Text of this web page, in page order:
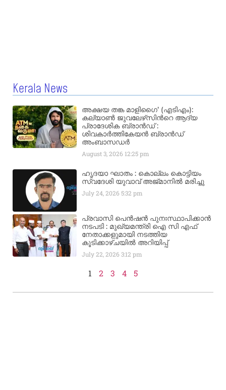
Kerala News
അക്ഷയ തങ്ക മാളിഗൈ’ (എടിഎം):
കല്യാണ്‍ ജുവലേഴ്‌സിന്‍റെ ആദ്യ
പ്രാദേശിക ബ്രാന്‍ഡ് :
ശിവകാര്‍ത്തികേയന്‍ ബ്രാന്‍ഡ്
അംബാസഡര്‍
August 3, 2026 12:25 pm
ഹൃദയാ ഘാതം : കൊല്ലം കൊട്ടിയം
സ്വദേശി യുവാവ് അജ്മാനിൽ മരിച്ചു
July 24, 20265:32 pm
പ്രവാസി പെൻഷൻ പുനഃസ്ഥാപിക്കാൻ
നടപടി : മുഖ്യമന്ത്രി ഐ സി എഫ്
നേതാക്കളുമായി നടത്തിയ
കൂടിക്കാഴ്ചയിൽ അറിയിപ്പ്
July 22, 20263:12 pm
1 2 3 4 5